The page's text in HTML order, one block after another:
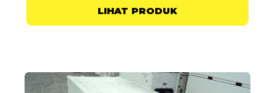
LIHAT PRODUK